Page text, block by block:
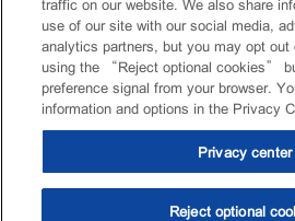
traffic on our website. We also share
use of our site with our social media,
analytics partners, but you may opt
using the “Reject optional cookies”
preference signal from your browser.
information and options in the Privacy
Privacy center
Reject optional